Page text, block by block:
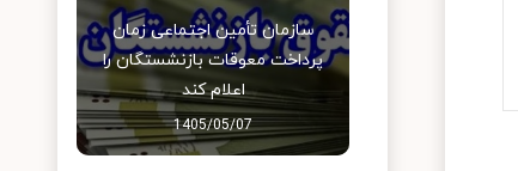
سازمان تأمین اجتماعی زمان
پرداخت معوقات بازنشستگان را
اعلام کند
1405/05/07